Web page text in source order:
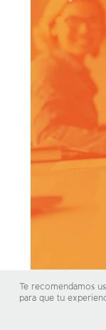
Te recomendamos
para que tu